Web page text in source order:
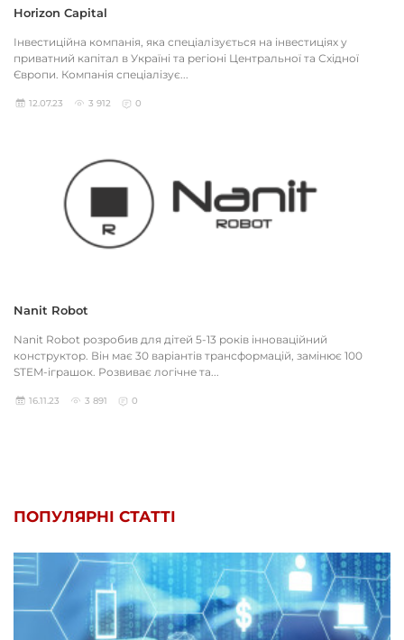
Horizon Capital
Інвестиційна компанія, яка спеціалізується на інвестиціях у
приватний капітал в Україні та регіоні Центральної та Східної
Європи. Компанія спеціалізує...
12.07.23 3 912 0
Nanit Robot
Nanit Robot розробив для дітей 5-13 років інноваційний
конструктор. Він має 30 варіантів трансформацій, замінює 100
STEM-іграшок. Розвиває логічне та...
16.11.23 3 891 0
ПОПУЛЯРНІ СТАТТІ